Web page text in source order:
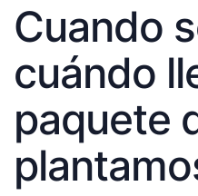
Cuando
cuándo
paquete